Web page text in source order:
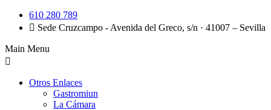
610 280 789
Sede Cruzcampo - Avenida del Greco, s/n · 41007 – Sevilla
Main Menu
Otros Enlaces
Gastromiun
La Cámara